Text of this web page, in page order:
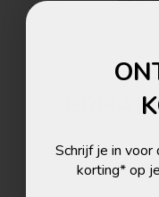
Melde dich
Rabatt auf
Schrijf je in
korting* op